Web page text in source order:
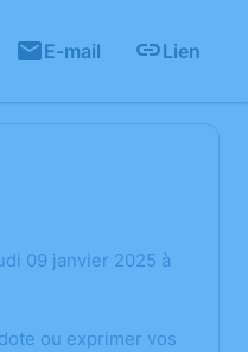
E-mail Lien
09 janvier 2025 à
ou exprimer vos